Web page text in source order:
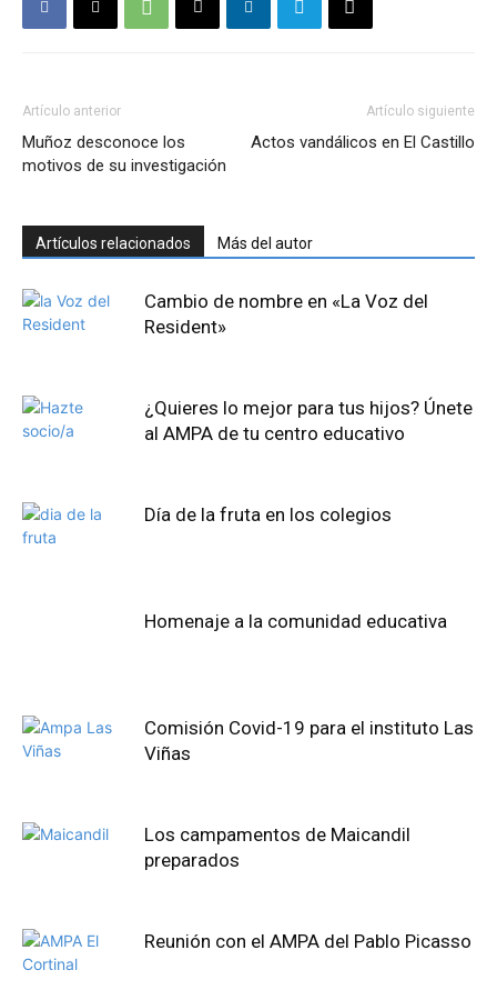
Artículo anterior
Muñoz desconoce los
motivos de su investigación
Artículo siguiente
Actos vandálicos en El Castillo
Artículos relacionados Más del autor
Cambio de nombre en «La Voz del
Resident»
¿Quieres lo mejor para tus hijos? Únete
al AMPA de tu centro educativo
Día de la fruta en los colegios
Homenaje a la comunidad educativa
Comisión Covid-19 para el instituto Las
Viñas
Los campamentos de Maicandil
preparados
Reunión con el AMPA del Pablo Picasso